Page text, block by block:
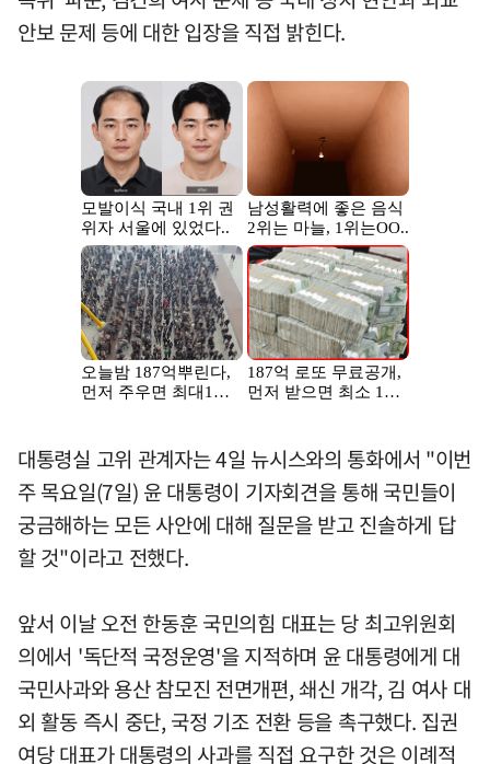
안보 문제 등에 대한 입장을 직접 밝힌다.
대통령실 고위 관계자는 4일 뉴시스와의 통화에서 "이번
주 목요일(7일) 윤 대통령이 기자회견을 통해 국민들이
궁금해하는 모든 사안에 대해 질문을 받고 진솔하게 답
할 것"이라고 전했다.
앞서 이날 오전 한동훈 국민의힘 대표는 당 최고위원회
의에서 '독단적 국정운영'을 지적하며 윤 대통령에게 대
국민사과와 용산 참모진 전면개편, 쇄신 개각, 김 여사 대
외 활동 즉시 중단, 국정 기조 전환 등을 촉구했다. 집권
여당 대표가 대통령의 사과를 직접 요구한 것은 이례적